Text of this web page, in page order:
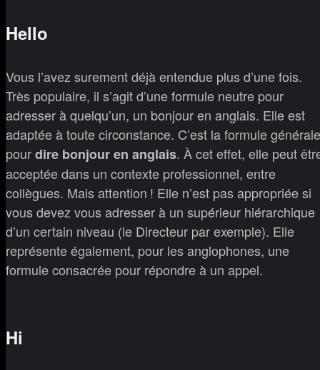
Hello
Vous l’avez surement déjà entendue plus d’une fois.
Très populaire, il s’agit d’une formule neutre pour
adresser à quelqu’un, un bonjour en anglais. Elle est
adaptée à toute circonstance. C’est la formule générale
pourdire bonjour en anglais. À cet effet, elle peut
acceptée dans un contexte professionnel, entre
collègues. Mais attention ! Elle n’est pas appropriée si
vous devez vous adresser à un supérieur hiérarchique
d’un certain niveau (le Directeur par exemple). Elle
représente également, pour les anglophones, une
formule consacrée pour répondre à un appel.
Hi